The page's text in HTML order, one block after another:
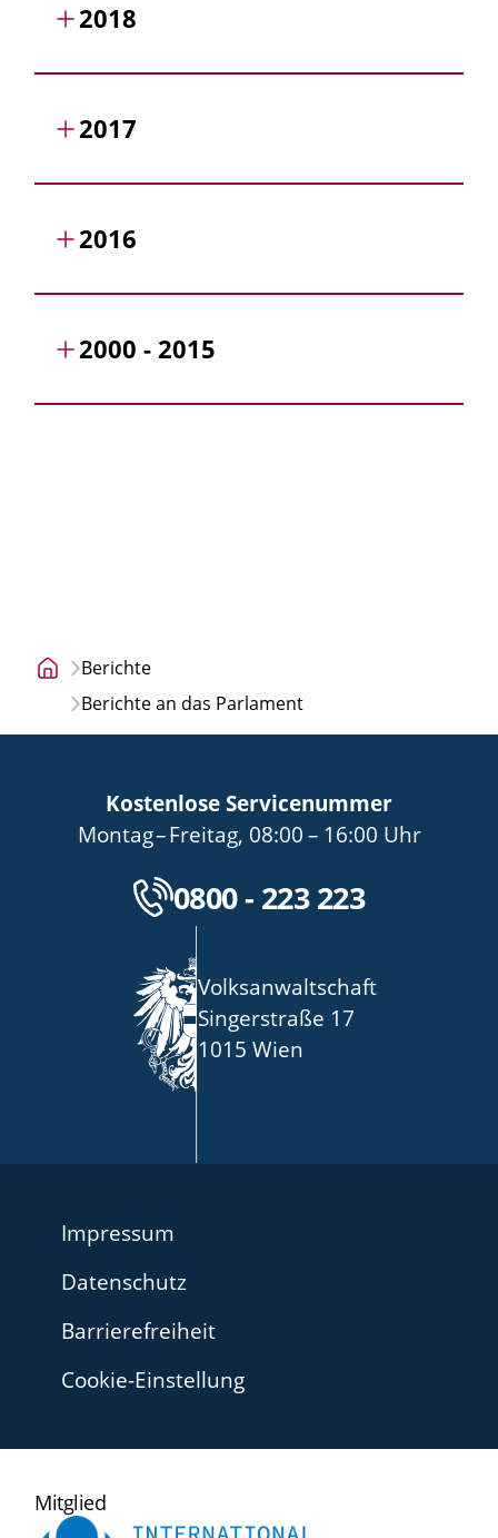
2018
2017
2016
2000 - 2015
Startseite
Berichte
Berichte an das Parlament
Kostenlose Servicenummer
Montagbis
–Freitag, von
08:00– bis
16:00 Uhr
Kostenlose
0800 - 223 223
Volksanwaltschaft
Singerstraße 17
1015 Wien
Impressum
Datenschutz
Barrierefreiheit
Cookie-Einstellung
Mitglied
International
Ombudsman